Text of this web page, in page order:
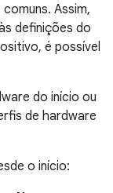
Assim,
definições do
é possível
do início ou
de hardware
o início: